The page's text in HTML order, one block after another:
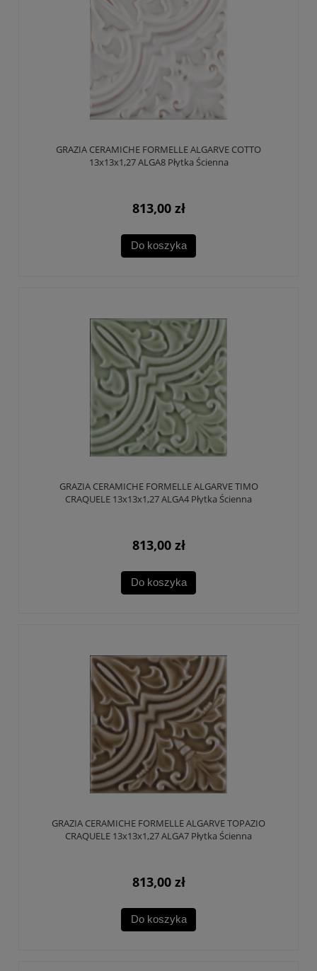
GRAZIA CERAMICHE FORMELLE ALGARVE COTTO
13x13x1,27 ALGA8 Płytka Ścienna
813,00 zł
Do koszyka
GRAZIA CERAMICHE FORMELLE ALGARVE TIMO
CRAQUELE 13x13x1,27 ALGA4 Płytka Ścienna
813,00 zł
Do koszyka
GRAZIA CERAMICHE FORMELLE ALGARVE TOPAZIO
CRAQUELE 13x13x1,27 ALGA7 Płytka Ścienna
813,00 zł
Do koszyka